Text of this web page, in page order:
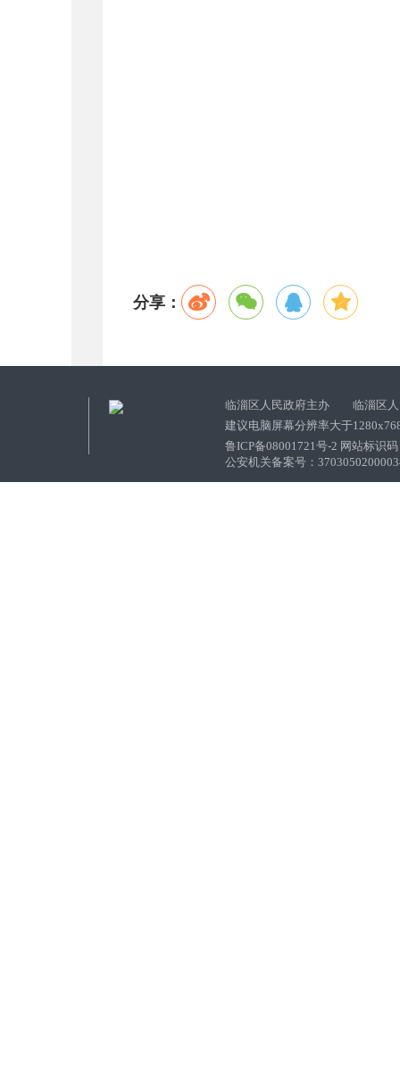
分享：
临淄区人民政府主办 临淄区人
建议电脑屏幕分辨率大于
鲁ICP备08001721号-2 网站标识
公安机关备案号：